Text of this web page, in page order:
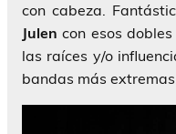
con cabeza.
Julen con esos
las raíces y/o
bandas más